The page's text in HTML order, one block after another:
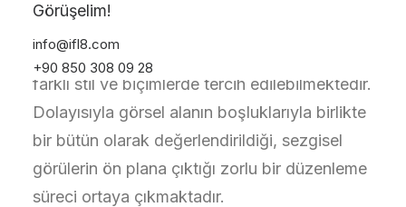
Görüşelim!
info@ifl8.com
+90 850 308 09 28
rakam karakter grupları da kendi aralarında
farklı stil ve biçimlerde tercih edilebilmektedir.
Dolayısıyla görsel alanın boşluklarıyla birlikte
bir bütün olarak değerlendirildiği, sezgisel
görülerin ön plana çıktığı zorlu bir düzenleme
süreci ortaya çıkmaktadır.